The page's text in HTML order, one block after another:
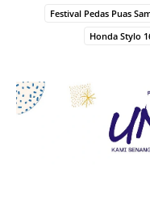
Festival Pedas Puas
Honda Stylo